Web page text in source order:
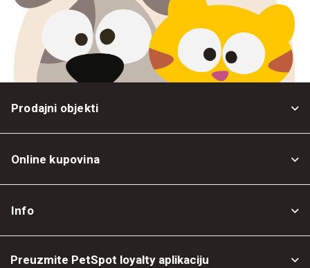
Prodajni objekti
Online kupovina
Info
Preuzmite PetSpot loyalty aplikaciju